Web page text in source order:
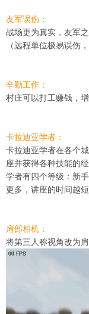
友军误伤：
战场更为真实，友军
（远程单位极易误伤
辛勤工作：
村庄可以打工赚钱，
卡拉迪亚学者：
卡拉迪亚学者在各个
座并获得各种技能的经
学者有四个等级：新
更多，讲座的时间越短
肩部相机：
将第三人称视角改为